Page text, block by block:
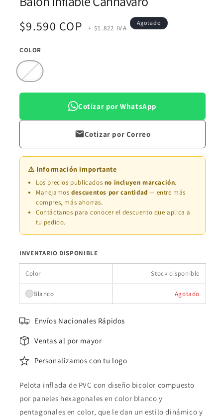
multimedia
ventana
Precio
habitual
$9.590 COP + $1.822 IVA
Agotado
COLOR
Variante
agotada
no
disponible Cotizar por WhatsApp
Cotizar por Correo
⚠️ Información importante
Los precios publicados no incluyen marcación.
Manejamos descuentos por cantidad — entre más
compres, más ahorras.
Contáctanos para conocer el descuento que aplica a
tu pedido.
INVENTARIO DISPONIBLE
Color Stock disponible
Blanco Agotado
Envíos Nacionales Rápidos
Ventas al por mayor
Personalizamos con tu logo
Pelota inflada de PVC con diseño bicolor compuesto
por paneles hexagonales en color blanco y
pentagonales en color, que le dan un estilo dinámico y